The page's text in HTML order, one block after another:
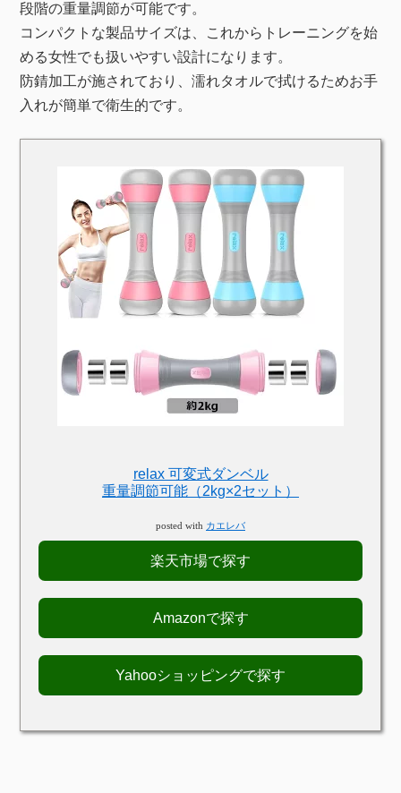
段階の重量調節が可能です。
コンパクトな製品サイズは、これからトレーニングを始
める女性でも扱いやすい設計になります。
防錆加工が施されており、濡れタオルで拭けるためお手
入れが簡単で衛生的です。
relax 可変式ダンベル
重量調節可能（2kg×2セット）
posted with カエレバ
楽天市場で探す
Amazonで探す
Yahooショッピングで探す